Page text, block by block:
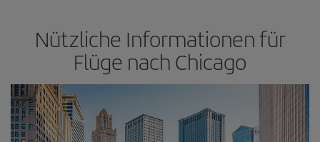
Nützliche Informationen für
Flüge nach Chicago